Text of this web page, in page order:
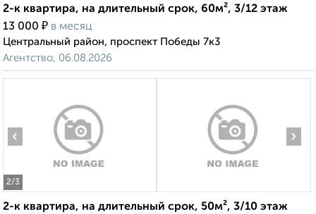
2-к квартира, на длительный срок, 60м², 3/12 этаж
13 000 ₽ в месяц
Центральный район, проспект Победы 7к3
Агентство, 06.08.2026
2/3
‹ ›
2-к квартира, на длительный срок, 50м², 3/10 этаж